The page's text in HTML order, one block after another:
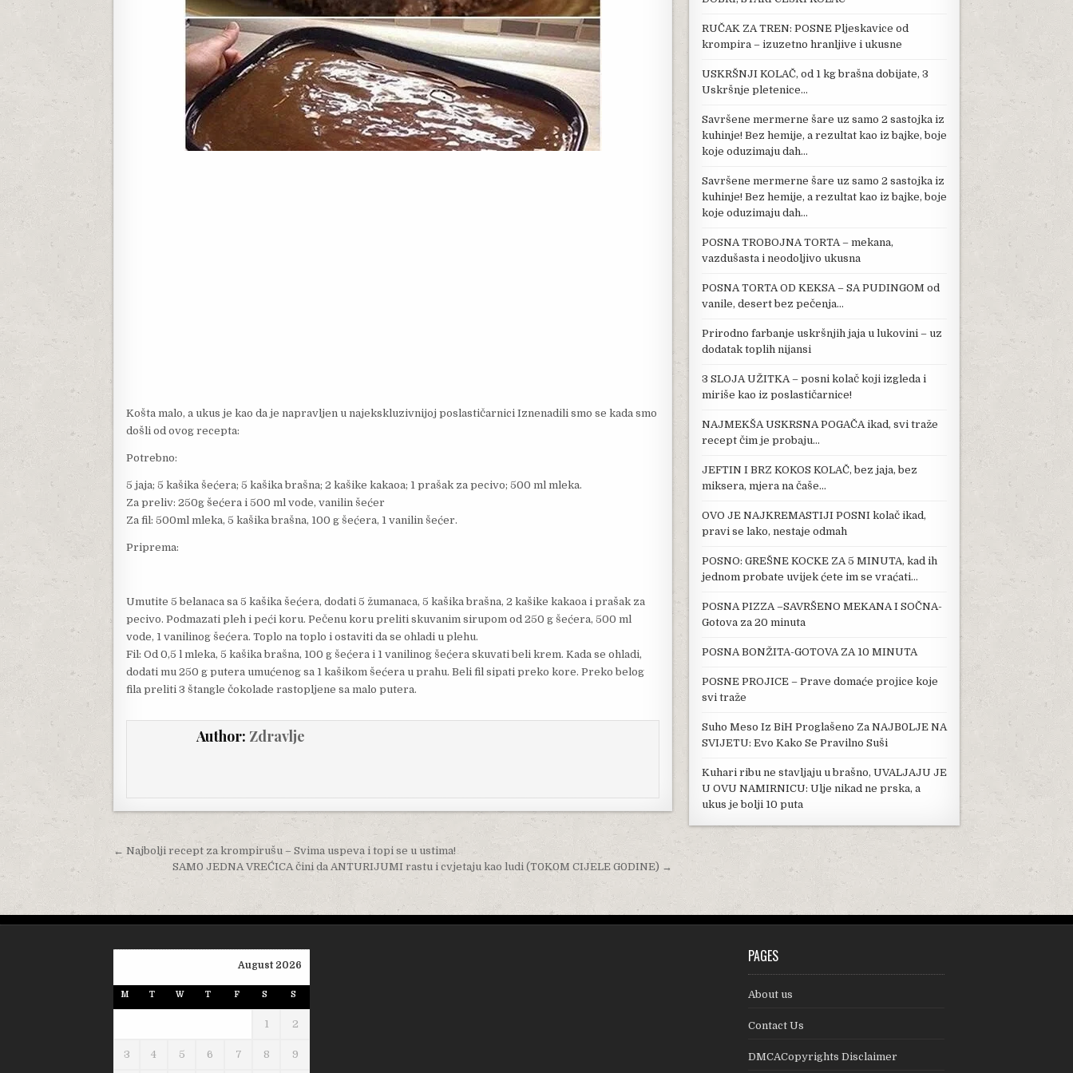
Košta malo, a ukus je kao da je napravljen u najekskluzivnijoj poslastičarnici Iznenadili smo se kada smo
došli od ovog recepta:
Potrebno:
5 jaja; 5 kašika šećera; 5 kašika brašna; 2 kašike kakaoa; 1 prašak za pecivo; 500 ml mleka.
Za preliv: 250g šećera i 500 ml vode, vanilin šećer
Za fil: 500ml mleka, 5 kašika brašna, 100 g šećera, 1 vanilin šećer.
Priprema:
Umutite 5 belanaca sa 5 kašika šećera, dodati 5 žumanaca, 5 kašika brašna, 2 kašike kakaoa i prašak za
pecivo. Podmazati pleh i peći koru. Pečenu koru preliti skuvanim sirupom od 250 g šećera, 500 ml
vode, 1 vanilinog šećera. Toplo na toplo i ostaviti da se ohladi u plehu.
Fil: Od 0,5 l mleka, 5 kašika brašna, 100 g šećera i 1 vanilinog šećera skuvati beli krem. Kada se ohladi,
dodati mu 250 g putera umućenog sa 1 kašikom šećera u prahu. Beli fil sipati preko kore. Preko belog
fila preliti 3 štangle čokolade rastopljene sa malo putera.
Author: Zdravlje
Post navigation
← Najbolji recept za krompirušu – Svima uspeva i topi se u ustima!
SAM0 JEDNA VREĆICA čini da ANTURIJUMI rastu i cvjetaju kao ludi (T0K0M CIJELE G0DINE) →
RUČAK ZA TREN: POSNE Pljeskavice od
krompira – izuzetno hranljive i ukusne
USKRŠNJI KOLAČ, od 1 kg brašna dobijate, 3
Uskršnje pletenice…
Savršene mermerne šare uz samo 2 sastojka iz
kuhinje! Bez hemije, a rezultat kao iz bajke, boje
koje oduzimaju dah…
Savršene mermerne šare uz samo 2 sastojka iz
kuhinje! Bez hemije, a rezultat kao iz bajke, boje
koje oduzimaju dah…
POSNA TROBOJNA TORTA – mekana,
vazdušasta i neodoljivo ukusna
POSNA TORTA OD KEKSA – SA PUDINGOM od
vanile, desert bez pečenja…
Prirodno farbanje uskršnjih jaja u lukovini – uz
dodatak toplih nijansi
3 SLOJA UŽITKA – posni kolač koji izgleda i
miriše kao iz poslastičarnice!
NAJMEKŠA USKRSNA POGAČA ikad, svi traže
recept čim je probaju…
JEFTIN I BRZ KOKOS KOLAČ, bez jaja, bez
miksera, mjera na čaše…
OVO JE NAJKREMASTIJI POSNI kolač ikad,
pravi se lako, nestaje odmah
POSNO: GREŠNE KOCKE ZA 5 MINUTA, kad ih
jednom probate uvijek ćete im se vraćati…
POSNA PIZZA –SAVRŠENO MEKANA I SOČNA-
Gotova za 20 minuta
POSNA BONŽITA-GOTOVA ZA 10 MINUTA
POSNE PROJICE – Prave domaće projice koje
svi traže
Suho Meso Iz BiH Proglašeno Za NAJB0LJE NA
SVIJETU: Evo Kako Se Pravilno Suši
Kuhari ribu ne stavljaju u brašno, UVALJAJU JE
U OVU NAMIRNICU: Ulje nikad ne prska, a
ukus je bolji 10 puta
August 2026
M T W T F S S
1 2
3 4 5 6 7 8 9
PAGES
About us
Contact Us
DMCACopyrights Disclaimer